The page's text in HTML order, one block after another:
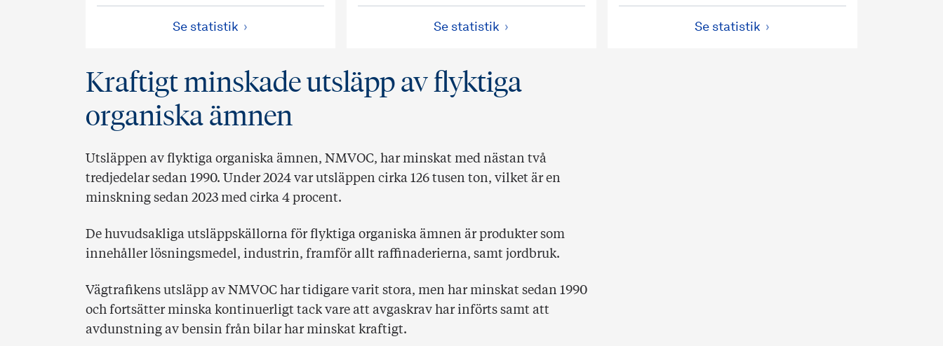
Se statistik Se statistik Se statistik
Kraftigt minskade utsläpp av flyktiga
organiska ämnen
Utsläppen av flyktiga organiska ämnen, NMVOC, har minskat med nästan två
tredjedelar sedan 1990. Under 2024 var utsläppen cirka 126 tusen ton, vilket är en
minskning sedan 2023 med cirka 4 procent.
De huvudsakliga utsläppskällorna för flyktiga organiska ämnen är produkter som
innehåller lösningsmedel, industrin, framför allt raffinaderierna, samt jordbruk.
Vägtrafikens utsläpp av NMVOC har tidigare varit stora, men har minskat sedan 1990
och fortsätter minska kontinuerligt tack vare att avgaskrav har införts samt att
avdunstning av bensin från bilar har minskat kraftigt.